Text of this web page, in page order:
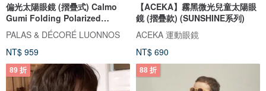
偏光太陽眼鏡 (摺疊式) Calmo
Gumi Folding Polarized
Sunglasses
PALAS & DÉCORÉ LUONNOS
NT$ 959
【ACEKA】霧黑微光兒童太陽眼
鏡 (摺疊款) (SUNSHINE系列)
ACEKA 運動眼鏡
NT$ 690
89 折 88 折